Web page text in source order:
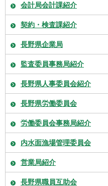
会計局会計課紹介
契約・検査課紹介
長野県企業局
監査委員事務局紹介
長野県人事委員会紹介
長野県労働委員会
労働委員会事務局紹介
内水面漁場管理委員会
営業局紹介
長野県職員互助会